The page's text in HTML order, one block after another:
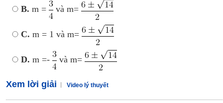
B. m = và m=
C. m = 1 và m=
D. m =- và m=
Xem lời giải Video lý thuyết